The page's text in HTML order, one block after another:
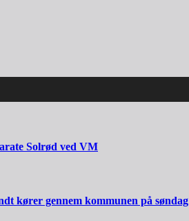
Solrød ved VM
kører gennem kommunen på søndag